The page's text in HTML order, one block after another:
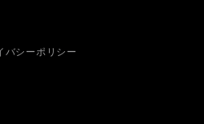
バシーポリシー